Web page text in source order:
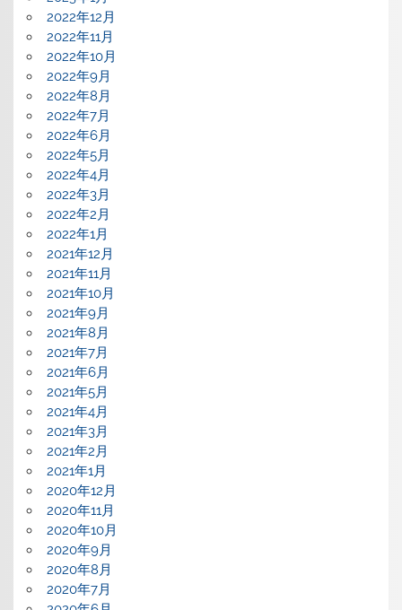
2022年12月
2022年11月
2022年10月
2022年9月
2022年8月
2022年7月
2022年6月
2022年5月
2022年4月
2022年3月
2022年2月
2022年1月
2021年12月
2021年11月
2021年10月
2021年9月
2021年8月
2021年7月
2021年6月
2021年5月
2021年4月
2021年3月
2021年2月
2021年1月
2020年12月
2020年11月
2020年10月
2020年9月
2020年8月
2020年7月